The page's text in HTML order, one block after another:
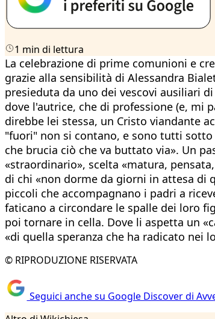
1 min di lettura
La celebrazione di prime comunioni e
grazie alla sensibilità di Alessandra
presieduta da uno dei vescovi ausiliari
dove l'autrice, che di professione (e, mi
direbbe lei stessa, un Cristo viandante
"fuori" non si contano, e sono tutti
che brucia ciò che va buttato via». Un
«straordinario», scelta «matura,
di chi «non dorme da giorni in attesa di
piccoli che accompagnano i padri a
faticano a circondare le spalle dei loro
poi tornare in cella. Dove li aspetta un
«di quella speranza che ha radicato nei
© RIPRODUZIONE RISERVATA
Seguici anche su Google Discover di